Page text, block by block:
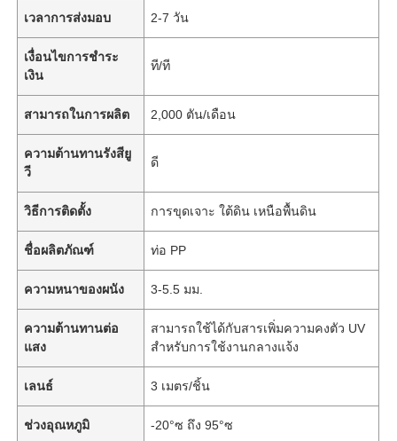
เวลาการส่งมอบ 2-7 วัน
เงื่อนไขการชำระ
เงิน
ที/ที
สามารถในการผลิต 2,000 ตัน/เดือน
ความต้านทานรังสียู
วี
ดี
วิธีการติดตั้ง การขุดเจาะ ใต้ดิน เหนือพื้นดิน
ชื่อผลิตภัณฑ์ ท่อ PP
ความหนาของผนัง 3-5.5 มม.
ความต้านทานต่อ
แสง
สามารถใช้ได้กับสารเพิ่มความคงตัว UV
สำหรับการใช้งานกลางแจ้ง
เลนธ์ 3 เมตร/ชิ้น
ช่วงอุณหภูมิ -20°ซ ถึง 95°ซ